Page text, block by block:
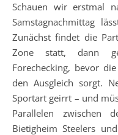
Schauen wir erstmal
Samstagnachmittag
Zunächst findet die
Zone statt, dann
Forechecking, bevor
den Ausgleich sorgt.
Sportart geirrt – und
Parallelen zwischen
Bietigheim Steelers